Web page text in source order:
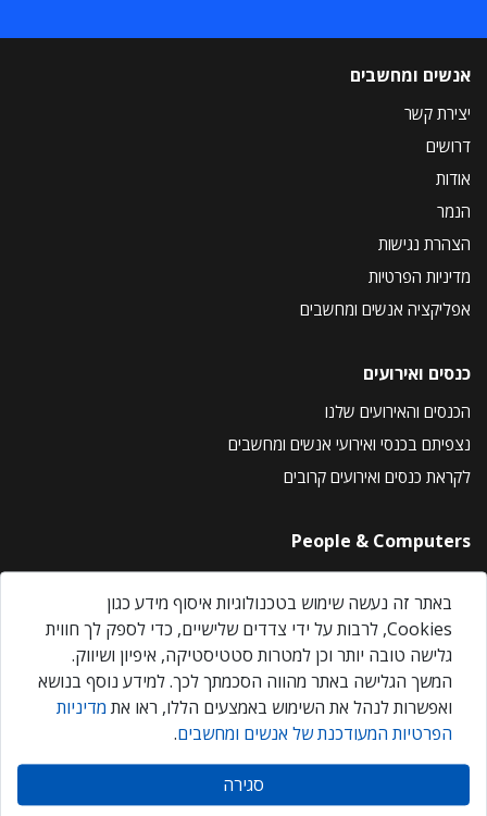
אנשים ומחשבים
יצירת קשר
דרושים
אודות
הנמר
הצהרת נגישות
מדיניות הפרטיות
אפליקציה אנשים ומחשבים
כנסים ואירועים
הכנסים והאירועים שלנו
נצפיתם בכנסי ואירועי אנשים ומחשבים
לקראת כנסים ואירועים קרובים
People & Computers
About Us
Privacy Policy
Contact Us
Our Events
אנשים ומחשבים © 2026 – כל הזכויות שמורות
באתר זה נעשה שימוש בטכנולוגיות איסוף מידע כגון
Cookies, לרבות על ידי צדדים שלישיים, כדי לספק לך חווית
גלישה טובה יותר וכן למטרות סטטיסטיקה, איפיון ושיווק.
המשך הגלישה באתר מהווה הסכמתך לכך. למידע נוסף בנושא
ואפשרות לנהל את השימוש באמצעים הללו, ראו את מדיניות
הפרטיות המעודכנת של אנשים ומחשבים.
סגירה